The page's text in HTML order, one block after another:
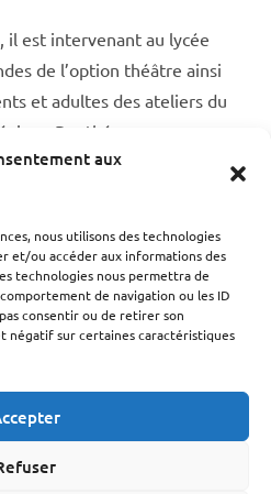
aux
nous utilisons des technologies
et/ou accéder aux informations des
technologies nous permettra de
de navigation ou les ID
consentir ou de retirer son
négatif sur certaines caractéristiques
il est intervenant au lycée
de l’option théâtre ainsi
et adultes des ateliers du
Bouthéon.
au collège du Puits de la
2016, intervenant d’un
Comédie de Saint-Etienne
à Chazelle sur Lyon.
(1ères) Claude Lebois